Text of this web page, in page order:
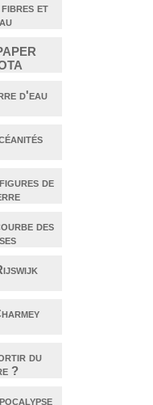
fibres et
d'eau
de
des
du
?